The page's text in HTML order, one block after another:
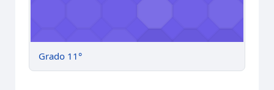
Grado 11°